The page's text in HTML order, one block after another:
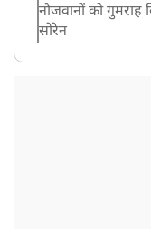
नौजवानों को गुमराह
सोरेन
बारामती में निजी